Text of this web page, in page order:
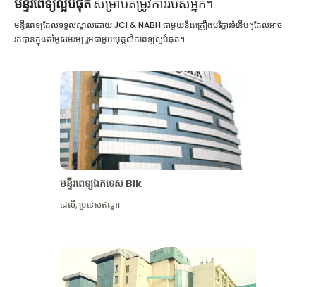
មន្ទីរពេទ្យល្អបំផុតសម្រាប់តម្រូវការរបស់អ្នក។
មន្ទីរពេទ្យដែលទទួលស្គាល់ដោយ JCI & NABH ជាមួយនឹងគ្រឿងបរិក្ខារទំនើបៗដែលអាច
រកបានក្នុងតម្លៃសមរម្យ រួមជាមួយបុគ្គលិកពេទ្យល្អបំផុត។
មន្ទីរពេទ្យឯកទេស Blk
ដេលី,ប្រទេសឥណ្ឌា